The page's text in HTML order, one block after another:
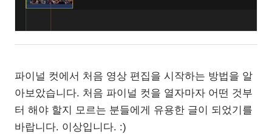
파이널 컷에서 처음 영상 편집을 시작하는 방법을 알
아보았습니다. 처음 파이널 컷을 열자마자 어떤 것부
터 해야 할지 모르는 분들에게 유용한 글이 되었기를
바랍니다. 이상입니다. :)